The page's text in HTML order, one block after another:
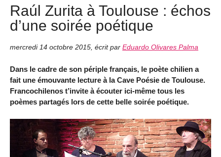
Raúl Zurita à Toulouse : échos
d’une soirée poétique
mercredi 14 octobre 2015, écrit par Eduardo Olivares Palma
Dans le cadre de son périple français, le poète chilien a
fait une émouvante lecture à la Cave Poésie de Toulouse.
Francochilenos t’invite à écouter ici-même tous les
poèmes partagés lors de cette belle soirée poétique.